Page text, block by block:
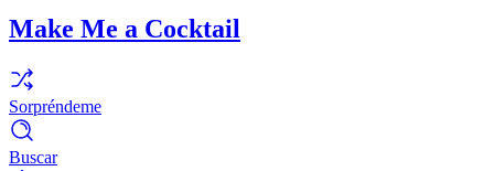
Make Me a Cocktail
Sorpréndeme
Buscar